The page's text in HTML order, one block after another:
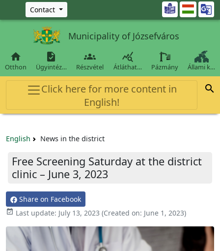
Ugrás a fő tartalomra
Contact 
Municipality of Józsefváros

Otthon

Ügyintéz…

Részvétel

Átláthat… Pázmány Állami k…
Click here for more content in
English!

English News in the district
Free Screening Saturday at the district
clinic – June 3, 2023
Share on Facebook
 Last update: July 13, 2023 (Created on: June 1, 2023)